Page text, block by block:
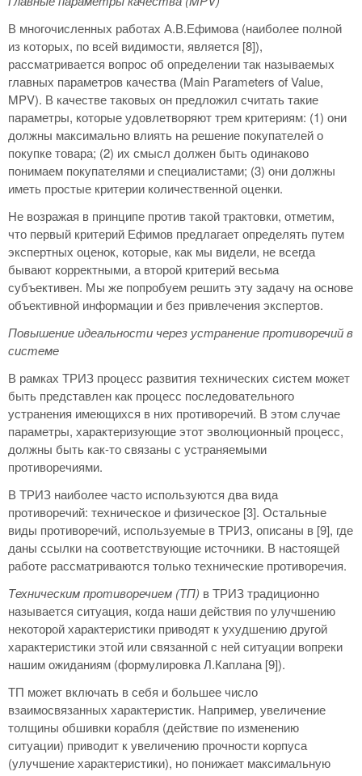
В многочисленных работах А.В.Ефимова (наиболее полной
из которых, по всей видимости, является [8]),
рассматривается вопрос об определении так называемых
главных параметров качества (Main Parameters of Value,
MPV). В качестве таковых он предложил считать такие
параметры, которые удовлетворяют трем критериям: (1) они
должны максимально влиять на решение покупателей о
покупке товара; (2) их смысл должен быть одинаково
понимаем покупателями и специалистами; (3) они должны
иметь простые критерии количественной оценки.
Не возражая в принципе против такой трактовки, отметим,
что первый критерий Ефимов предлагает определять путем
экспертных оценок, которые, как мы видели, не всегда
бывают корректными, а второй критерий весьма
субъективен. Мы же попробуем решить эту задачу на основе
объективной информации и без привлечения экспертов.
Повышение идеальности через устранение противоречий в
системе
В рамках ТРИЗ процесс развития технических систем может
быть представлен как процесс последовательного
устранения имеющихся в них противоречий. В этом случае
параметры, характеризующие этот эволюционный процесс,
должны быть как-то связаны с устраняемыми
противоречиями.
В ТРИЗ наиболее часто используются два вида
противоречий: техническое и физическое [3]. Остальные
виды противоречий, используемые в ТРИЗ, описаны в [9], где
даны ссылки на соответствующие источники. В настоящей
работе рассматриваются только технические противоречия.
Техническим противоречием (ТП) в ТРИЗ традиционно
называется ситуация, когда наши действия по улучшению
некоторой характеристики приводят к ухудшению другой
характеристики этой или связанной с ней ситуации вопреки
нашим ожиданиям (формулировка Л.Каплана [9]).
ТП может включать в себя и большее число
взаимосвязанных характеристик. Например, увеличение
толщины обшивки корабля (действие по изменению
ситуации) приводит к увеличению прочности корпуса
(улучшение характеристики), но понижает максимальную